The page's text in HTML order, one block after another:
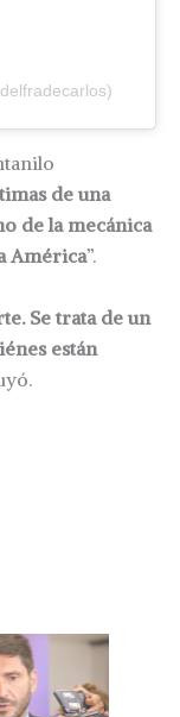
de una
de la mecánica
América”.
Se trata de un
están